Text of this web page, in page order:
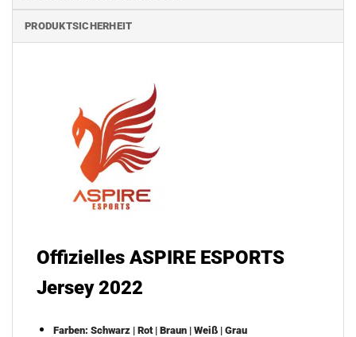
PRODUKTSICHERHEIT
Offizielles ASPIRE ESPORTS
Jersey 2022
Farben: Schwarz | Rot | Braun | Weiß | Grau